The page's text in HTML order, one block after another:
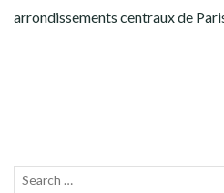
arrondissements centraux de
Recherche